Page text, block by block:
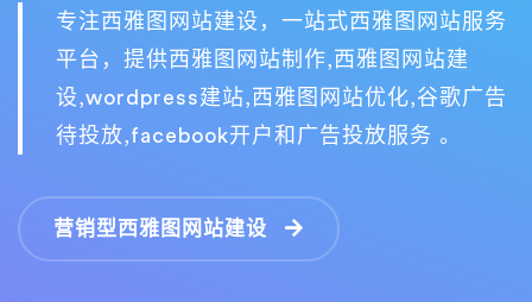
专注西雅图网站建设，一站式西雅图网站服务
平台，提供西雅图网站制作,西雅图网站建
设,wordpress建站,西雅图网站优化,谷歌广告
待投放,facebook开户和广告投放服务 。
营销型西雅图网站建设